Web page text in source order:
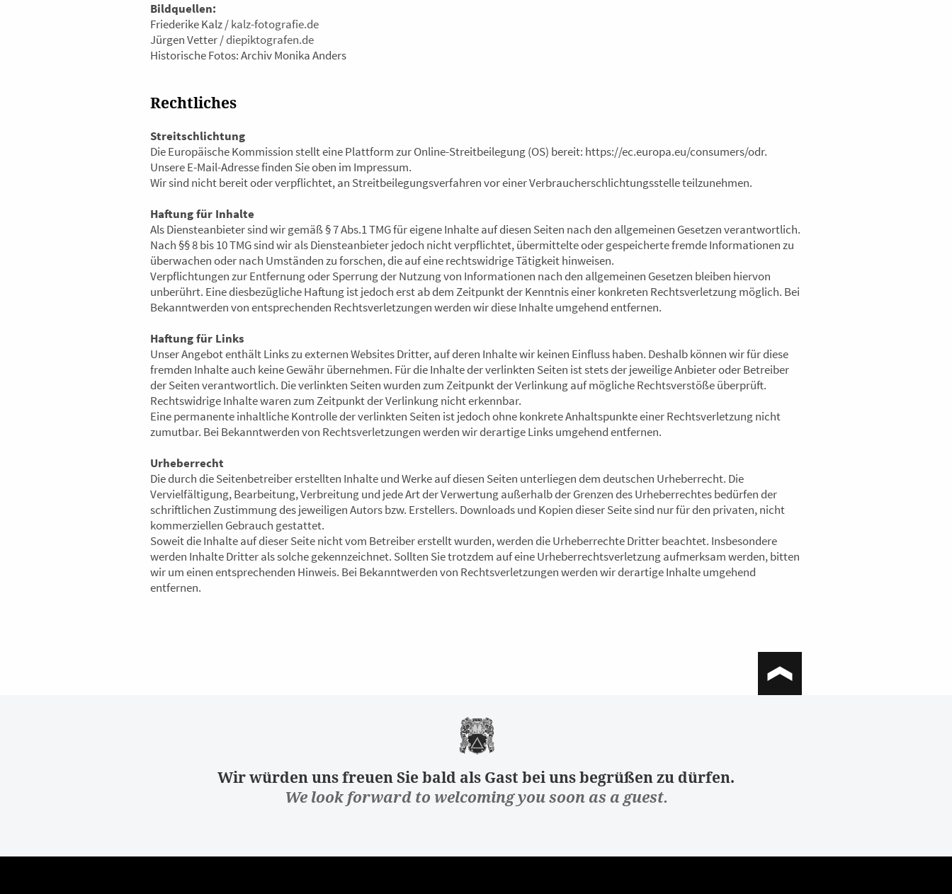
Bildquellen:
Friederike Kalz /kalz-fotografie.de
Jürgen Vetter /diepiktografen.de
Historische Fotos: Archiv Monika Anders
Rechtliches
Streitschlichtung
Die Europäische Kommission stellt eine Plattform zur Online-Streitbeilegung (OS) bereit: https://ec.europa.eu/consumers/odr.
Unsere E-Mail-Adresse finden Sie oben im Impressum.
Wir sind nicht bereit oder verpflichtet, an Streitbeilegungsverfahren vor einer Verbraucherschlichtungsstelle teilzunehmen.
Haftung für Inhalte
Als Diensteanbieter sind wir gemäß § 7 Abs.1 TMG für eigene Inhalte auf diesen Seiten nach den allgemeinen Gesetzen verantwortlich.
Nach §§ 8 bis 10 TMG sind wir als Diensteanbieter jedoch nicht verpflichtet, übermittelte oder gespeicherte fremde Informationen zu
überwachen oder nach Umständen zu forschen, die auf eine rechtswidrige Tätigkeit hinweisen.
Verpflichtungen zur Entfernung oder Sperrung der Nutzung von Informationen nach den allgemeinen Gesetzen bleiben hiervon
unberührt. Eine diesbezügliche Haftung ist jedoch erst ab dem Zeitpunkt der Kenntnis einer konkreten Rechtsverletzung möglich. Bei
Bekanntwerden von entsprechenden Rechtsverletzungen werden wir diese Inhalte umgehend entfernen.
Haftung für Links
Unser Angebot enthält Links zu externen Websites Dritter, auf deren Inhalte wir keinen Einfluss haben. Deshalb können wir für diese
fremden Inhalte auch keine Gewähr übernehmen. Für die Inhalte der verlinkten Seiten ist stets der jeweilige Anbieter oder Betreiber
der Seiten verantwortlich. Die verlinkten Seiten wurden zum Zeitpunkt der Verlinkung auf mögliche Rechtsverstöße überprüft.
Rechtswidrige Inhalte waren zum Zeitpunkt der Verlinkung nicht erkennbar.
Eine permanente inhaltliche Kontrolle der verlinkten Seiten ist jedoch ohne konkrete Anhaltspunkte einer Rechtsverletzung nicht
zumutbar. Bei Bekanntwerden von Rechtsverletzungen werden wir derartige Links umgehend entfernen.
Urheberrecht
Die durch die Seitenbetreiber erstellten Inhalte und Werke auf diesen Seiten unterliegen dem deutschen Urheberrecht. Die
Vervielfältigung, Bearbeitung, Verbreitung und jede Art der Verwertung außerhalb der Grenzen des Urheberrechtes bedürfen der
schriftlichen Zustimmung des jeweiligen Autors bzw. Erstellers. Downloads und Kopien dieser Seite sind nur für den privaten, nicht
kommerziellen Gebrauch gestattet.
Soweit die Inhalte auf dieser Seite nicht vom Betreiber erstellt wurden, werden die Urheberrechte Dritter beachtet. Insbesondere
werden Inhalte Dritter als solche gekennzeichnet. Sollten Sie trotzdem auf eine Urheberrechtsverletzung aufmerksam werden, bitten
wir um einen entsprechenden Hinweis. Bei Bekanntwerden von Rechtsverletzungen werden wir derartige Inhalte umgehend
entfernen.
Wir würden uns freuen Sie bald als Gast bei uns begrüßen zu dürfen.
We look forward to welcoming you soon as a guest.